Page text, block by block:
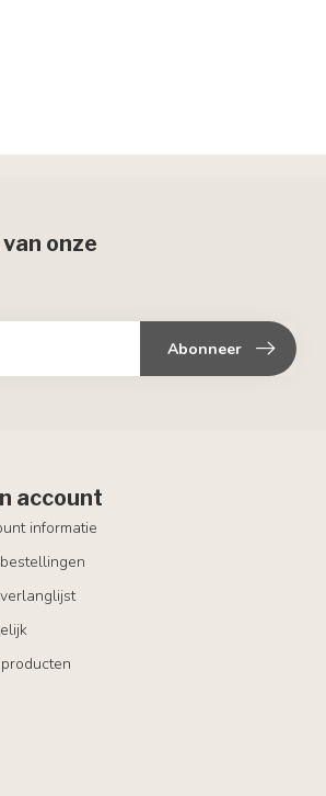
onze
Abonneer
account
informatie